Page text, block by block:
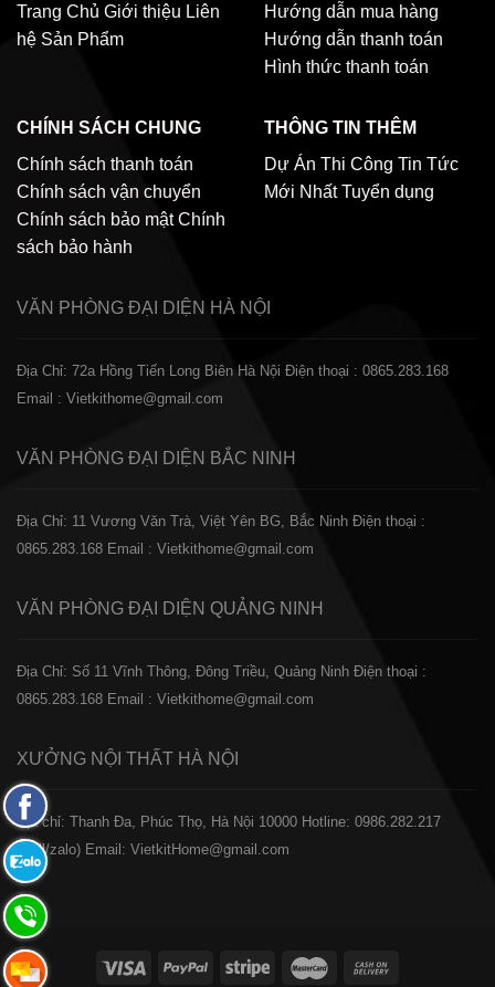
Trang Chủ Giới thiệu Liên
hệ Sản Phẩm
Hướng dẫn mua hàng
Hướng dẫn thanh toán
Hình thức thanh toán
CHÍNH SÁCH CHUNG
Chính sách thanh toán
Chính sách vận chuyển
Chính sách bảo mật Chính
sách bảo hành
THÔNG TIN THÊM
Dự Án Thi Công Tin Tức
Mới Nhất Tuyển dụng
VĂN PHÒNG ĐẠI DIỆN HÀ NỘI
Địa Chỉ: 72a Hồng Tiến Long Biên Hà Nội Điện thoại : 0865.283.168
Email : Vietkithome@gmail.com
VĂN PHÒNG ĐẠI DIỆN BẮC NINH
Địa Chỉ: 11 Vương Văn Trà, Việt Yên BG, Bắc Ninh Điện thoại :
0865.283.168 Email : Vietkithome@gmail.com
VĂN PHÒNG ĐẠI DIỆN QUẢNG NINH
Địa Chỉ: Số 11 Vĩnh Thông, Đông Triều, Quảng Ninh Điện thoại :
0865.283.168 Email : Vietkithome@gmail.com
XƯỞNG NỘI THẤT HÀ NỘI
️Địa chỉ: Thanh Đa, Phúc Thọ, Hà Nội 10000 Hotline: 0986.282.217
(Call/zalo) Email: VietkitHome@gmail.com
Fanpage
Facebook
Zalo:
0865.283.168
Hotline:
0865.283.168
Hotline: